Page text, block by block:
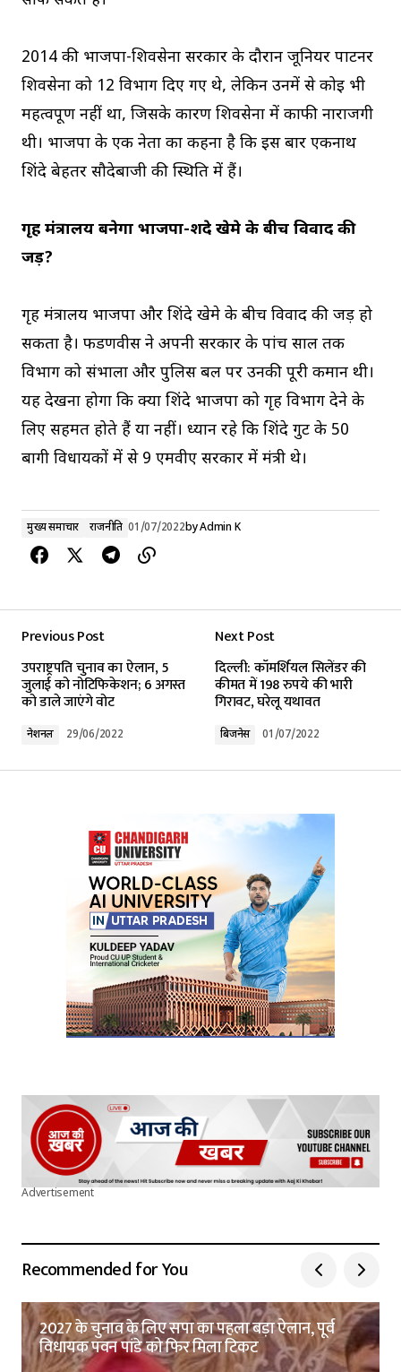
2014 की भाजपा-शिवसेना सरकार के दौरान जूनियर पार्टनर
शिवसेना को 12 विभाग दिए गए थे, लेकिन उनमें से कोई भी
महत्वपूर्ण नहीं था, जिसके कारण शिवसेना में काफी नाराजगी
थी। भाजपा के एक नेता का कहना है कि इस बार एकनाथ
शिंदे बेहतर सौदेबाजी की स्थिति में हैं।
गृह मंत्रालय बनेगा भाजपा-शिंदे खेमे के बीच विवाद की
जड़?
गृह मंत्रालय भाजपा और शिंदे खेमे के बीच विवाद की जड़ हो
सकता है। फडणवीस ने अपनी सरकार के पांच साल तक
विभाग को संभाला और पुलिस बल पर उनकी पूरी कमान थी।
यह देखना होगा कि क्या शिंदे भाजपा को गृह विभाग देने के
लिए सहमत होते हैं या नहीं। ध्यान रहे कि शिंदे गुट के 50
बागी विधायकों में से 9 एमवीए सरकार में मंत्री थे।
मुख्य समाचार राजनीति 01/07/2022byAdmin K
Previous Post
उपराष्ट्रपति चुनाव का ऐलान, 5
जुलाई को नोटिफिकेशन; 6 अगस्त
को डाले जाएंगे वोट
नेशनल 29/06/2022
Next Post
दिल्ली: कॉमर्शियल सिलेंडर की
कीमत में 198 रुपये की भारी
गिरावट, घरेलू यथावत
बिजनेस 01/07/2022
Advertisement
Recommended for You
2027 के चुनाव के लिए सपा का पहला बड़ा ऐलान, पूर्व
विधायक पवन पांडे को फिर मिला टिकट